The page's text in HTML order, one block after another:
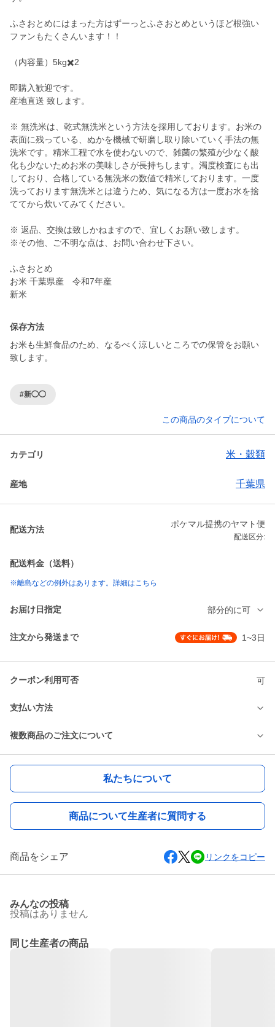
ふさおとめにはまった方はずーっとふさおとめというほど根強い
ファンもたくさんいます！！
（内容量）5kg✖️2
即購入歓迎です。
産地直送 致します。
※ 無洗米は、乾式無洗米という方法を採用しております。お米の
表面に残っている、ぬかを機械で研磨し取り除いていく手法の無
洗米です。精米工程で水を使わないので、雑菌の繁殖が少なく酸
化も少ないためお米の美味しさが長持ちします。濁度検査にも出
しており、合格している無洗米の数値で精米しております。一度
洗っております無洗米とは違うため、気になる方は一度お水を捨
ててから炊いてみてください。
※ 返品、交換は致しかねますので、宜しくお願い致します。
※その他、ご不明な点は、お問い合わせ下さい。
ふさおとめ
お米 千葉県産 令和7年産
新米
保存方法
お米も生鮮食品のため、なるべく涼しいところでの保管をお願い
致します。
#新◯◯
この商品のタイプについて
カテゴリ 米・穀類
産地 千葉県
配送方法
ポケマル提携のヤマト便
配送区分:
配送料金（送料）
※離島などの例外はあります。詳細はこちら
お届け日指定 部分的に可
注文から発送まで 1~3日
クーポン利用可否 可
支払い方法
複数商品のご注文について
私たちについて
商品について生産者に質問する
商品をシェア リンクをコピー
みんなの投稿
投稿はありません
同じ生産者の商品